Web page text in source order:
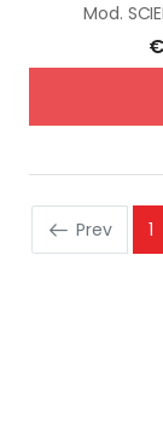
Mod.
Prev 1